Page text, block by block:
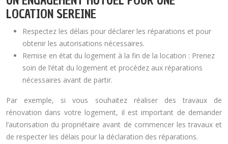
LOCATION SEREINE
Respectez les délais pour déclarer les réparations et pour
obtenir les autorisations nécessaires.
Remise en état du logement à la fin de la location : Prenez
soin de l’état du logement et procédez aux réparations
nécessaires avant de partir.
Par exemple, si vous souhaitez réaliser des travaux de
rénovation dans votre logement, il est important de demander
l’autorisation du propriétaire avant de commencer les travaux et
de respecter les délais pour la déclaration des réparations.